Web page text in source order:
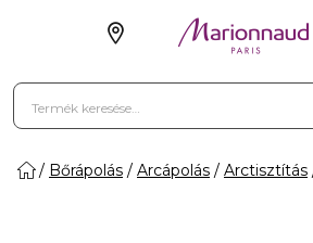
Bőrápolás Arcápolás Arctisztítás